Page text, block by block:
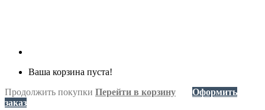
Ваша корзина пуста!
Продолжить покупки Перейти в корзину
Оформить
заказ